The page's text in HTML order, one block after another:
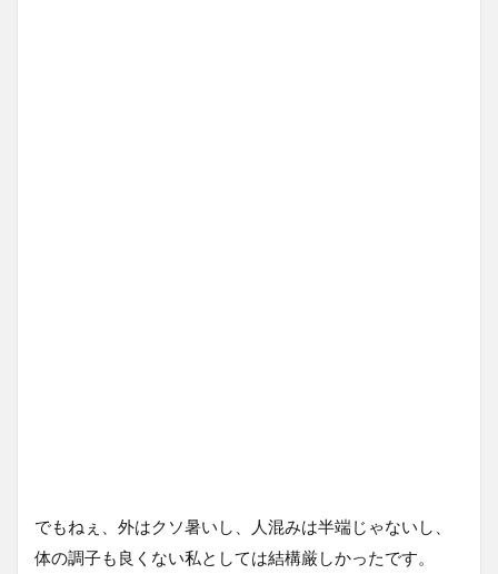
でもねぇ、外はクソ暑いし、人混みは半端じゃないし、
体の調子も良くない私としては結構厳しかったです。